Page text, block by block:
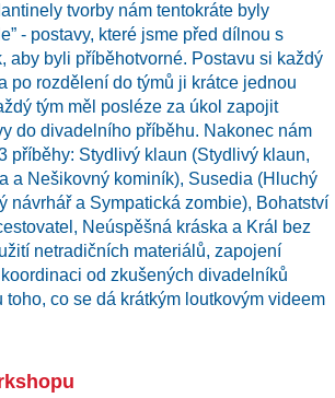
tvorby nám tentokráte byly
- postavy, které jsme před dílnou s
aby byli příběhotvorné. Postavu si každý
po rozdělení do týmů ji krátce jednou
tým měl posléze za úkol zapojit
do divadelního příběhu. Nakonec nám
příběhy: Stydlivý klaun (Stydlivý klaun,
a Nešikovný kominík), Susedia (Hluchý
návrhář a Sympatická zombie), Bohatství
Neúspěšná kráska a Král bez
netradičních materiálů, zapojení
od zkušených divadelníků
co se dá krátkým loutkovým videem